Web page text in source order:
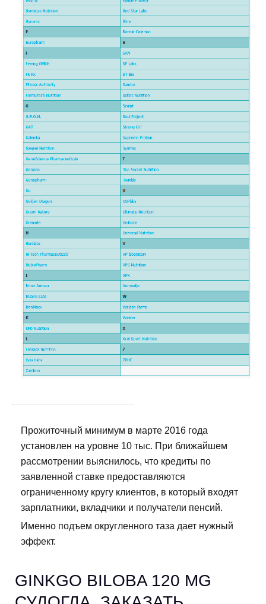
Прожиточный минимум в марте 2016 года
установлен на уровне 10 тыс. При ближайшем
рассмотрении выяснилось, что кредиты по
заявленной ставке предоставляются
ограниченному кругу клиентов, в который входят
зарплатники, вкладчики и получатели пенсий.
Именно подъем округленного таза дает нужный
эффект.
GINKGO BILOBA 120 MG